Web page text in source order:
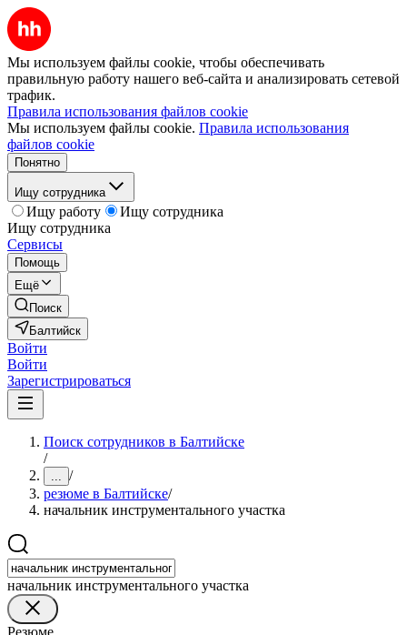
Мы используем файлы cookie, чтобы обеспечивать
правильную работу нашего веб-сайта и анализировать сетевой
трафик.
Правила использования файлов cookie
Мы используем файлы cookie. Правила использования
файлов cookie
Понятно
Ищу сотрудника
Ищу работу
Ищу сотрудника
Ищу сотрудника
Сервисы
Помощь
Ещё
Поиск
Балтийск
Войти
Войти
Зарегистрироваться
Поиск сотрудников в Балтийске
/
... /
резюме в Балтийске/
начальник инструментального участка
начальник инструментального участка
Резюме